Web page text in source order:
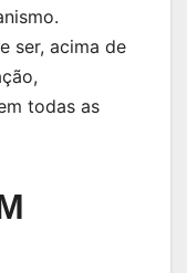
ser, acima de
todas as